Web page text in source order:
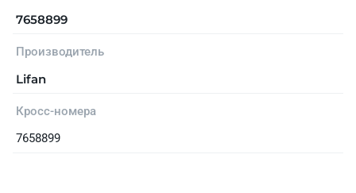
7658899
Производитель
Lifan
Кросс-номера
7658899